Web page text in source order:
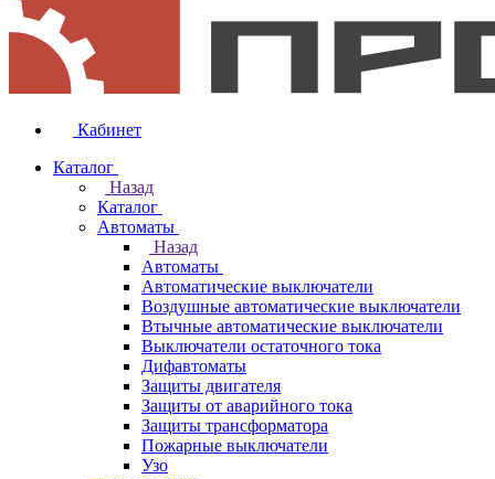
Кабинет
Каталог
Назад
Каталог
Автоматы
Назад
Автоматы
Автоматические выключатели
Воздушные автоматические выключатели
Втычные автоматические выключатели
Выключатели остаточного тока
Дифавтоматы
Защиты двигателя
Защиты от аварийного тока
Защиты трансформатора
Пожарные выключатели
Узо